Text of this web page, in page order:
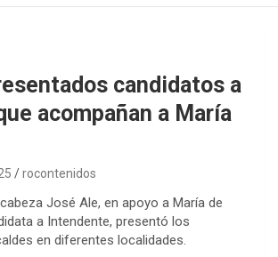
candidatos a
acompañan a María
rocontenidos
José Ale, en apoyo a María de
a Intendente, presentó los
en diferentes localidades.